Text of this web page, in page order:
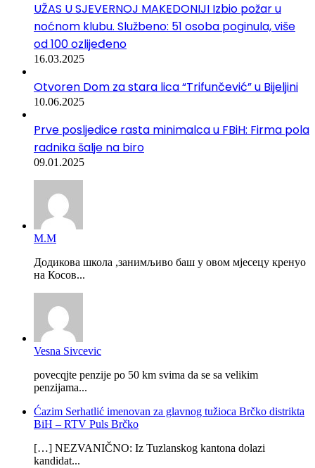
UŽAS U SJEVERNOJ MAKEDONIJI Izbio požar u
noćnom klubu. Službeno: 51 osoba poginula, više
od 100 ozlijeđeno
16.03.2025
Otvoren Dom za stara lica “Trifunčević” u Bijeljini
10.06.2025
Prve posljedice rasta minimalca u FBiH: Firma pola
radnika šalje na biro
09.01.2025
М.М
Додикова школа ,занимљиво баш у овом мјесецу кренуо
на Косов...
Vesna Sivcevic
povecqjte penzije po 50 km svima da se sa velikim
penzijama...
Ćazim Serhatlić imenovan za glavnog tužioca Brčko distrikta
BiH – RTV Puls Brčko
[…] NEZVANIČNO: Iz Tuzlanskog kantona dolazi
kandidat...